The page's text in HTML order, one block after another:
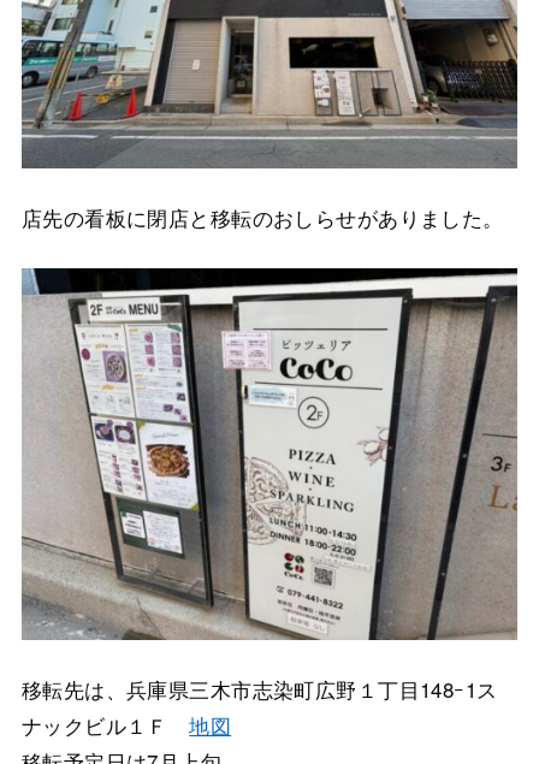
店先の看板に閉店と移転のおしらせがありました。
移転先は、兵庫県三木市志染町広野１丁目148ｰ1ス
ナックビル１Ｆ地図